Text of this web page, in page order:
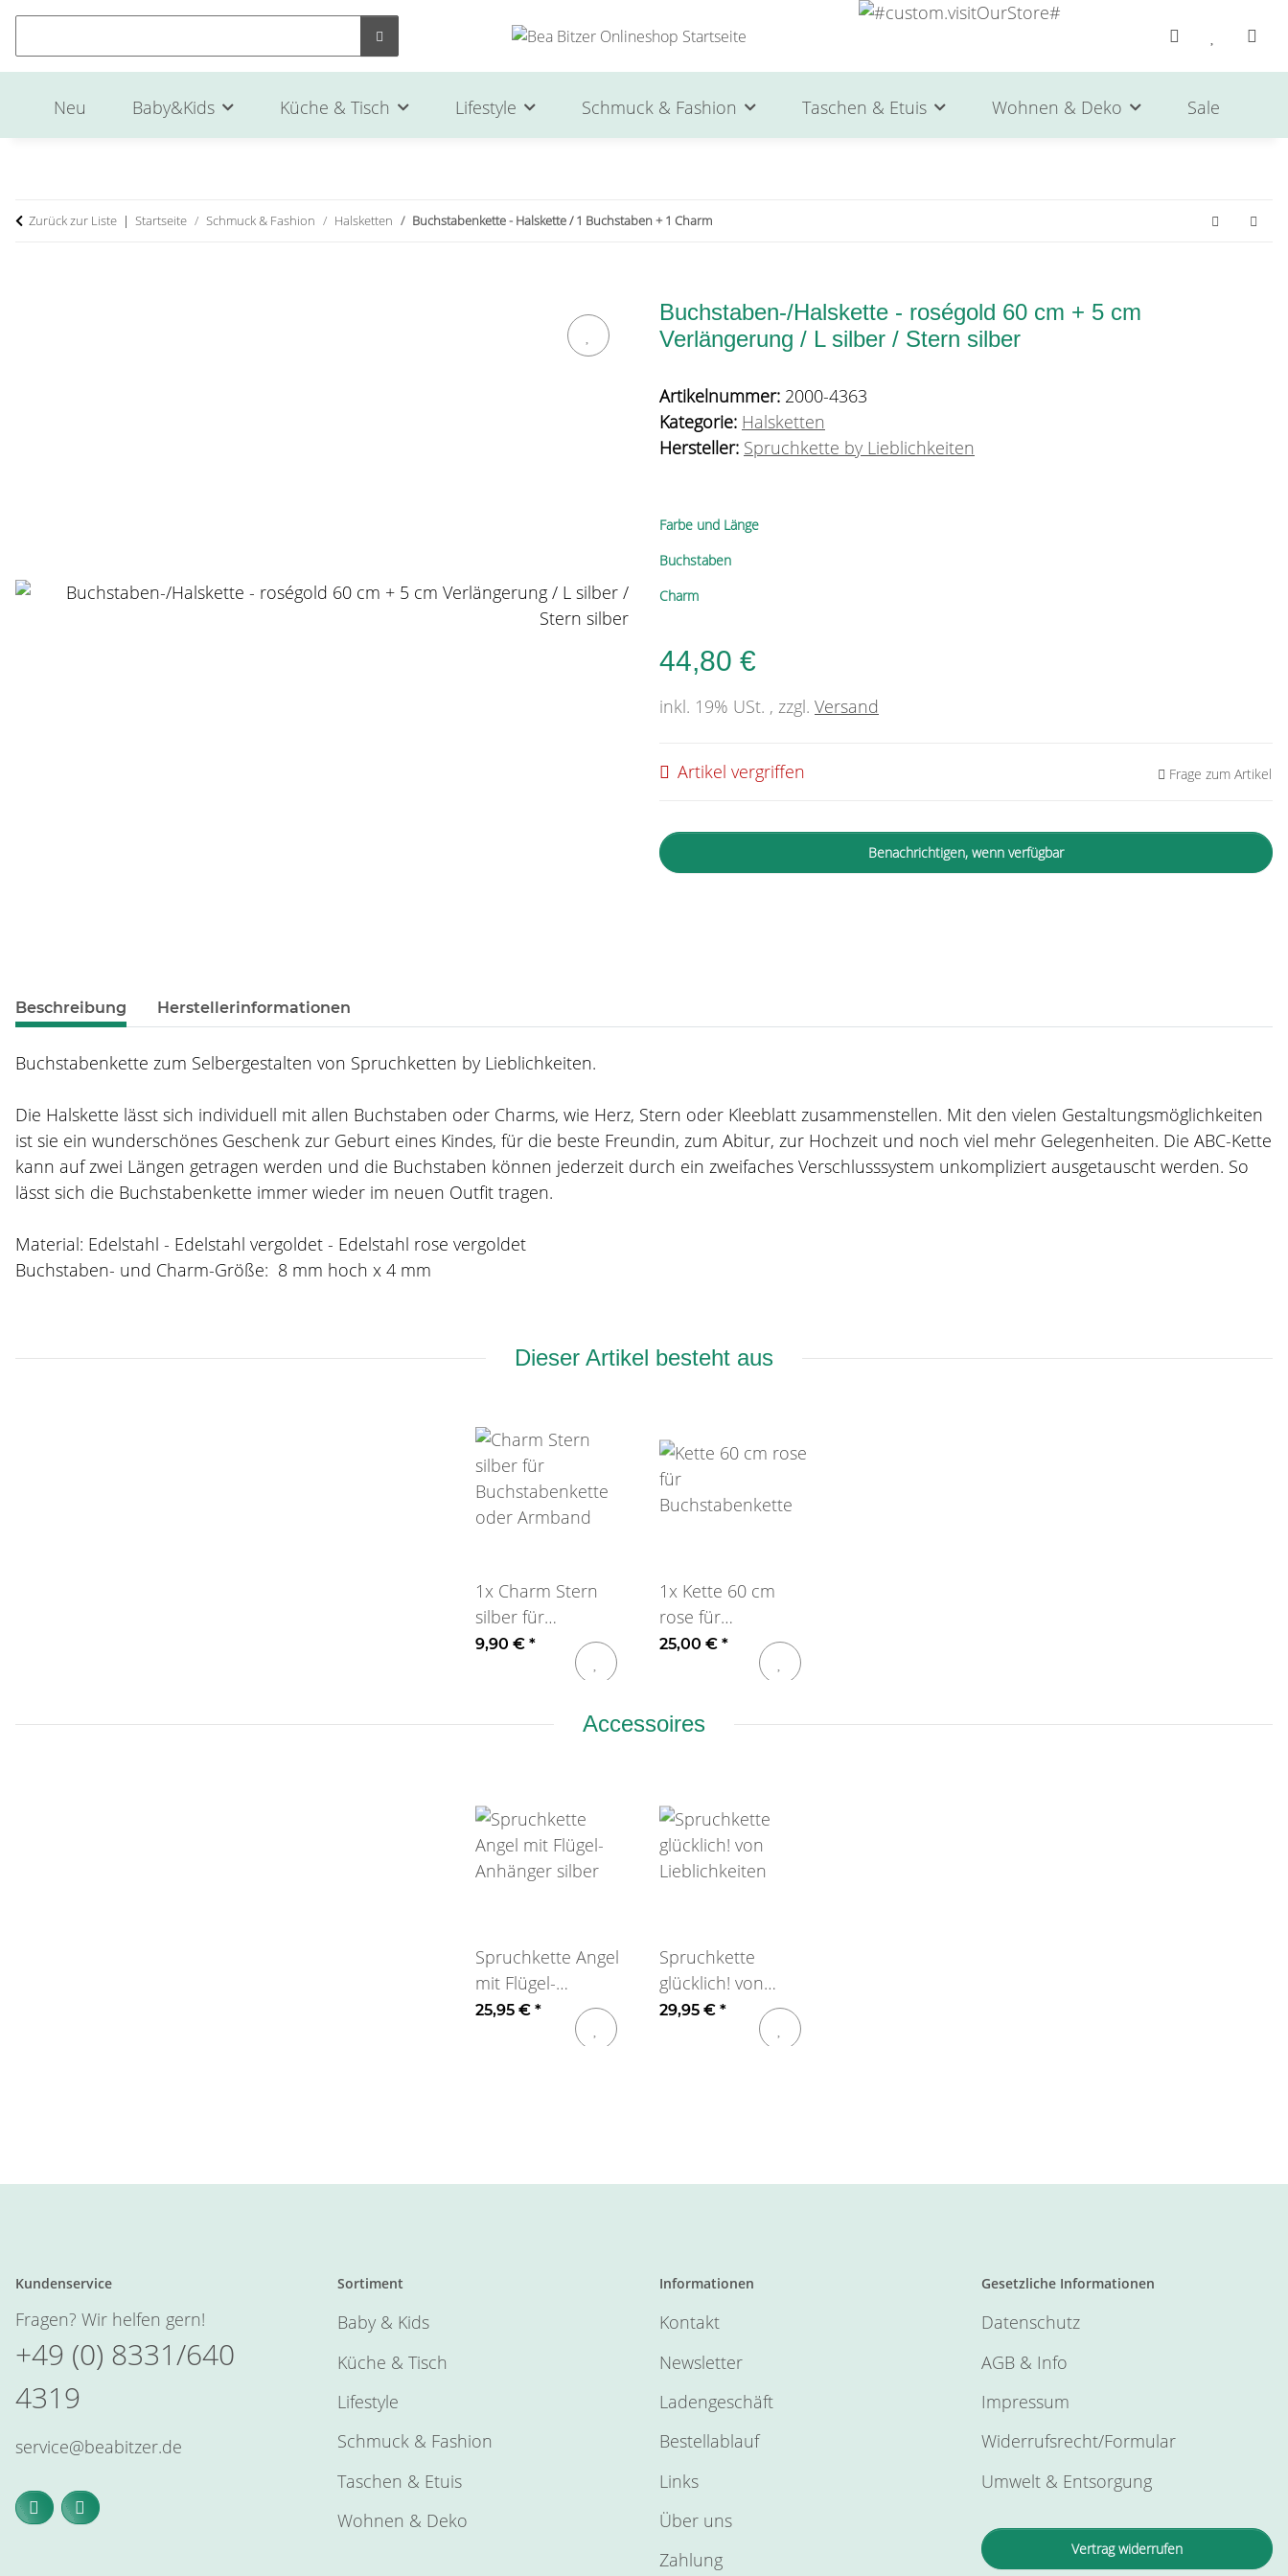
Neu Baby&Kids Küche & Tisch Lifestyle Schmuck & Fashion Taschen & Etuis Wohnen & Deko Sale
Zurück zur Liste Startseite Schmuck & Fashion Halsketten Buchstabenkette - Halskette / 1 Buchstaben + 1 Charm
Buchstaben-/Halskette - roségold 60 cm + 5 cm
Verlängerung / L silber / Stern silber
Artikelnummer: 2000-4363
Kategorie: Halsketten
Hersteller: Spruchkette by Lieblichkeiten
Farbe und Länge
Buchstaben
Charm
44,80 €
inkl. 19% USt. , zzgl. Versand
Artikel vergriffen Frage zum Artikel
Benachrichtigen, wenn verfügbar
weitere Registerkarten anzeigen
Beschreibung Herstellerinformationen
Buchstabenkette zum Selbergestalten von Spruchketten by Lieblichkeiten.
Die Halskette lässt sich individuell mit allen Buchstaben oder Charms, wie Herz, Stern oder Kleeblatt zusammenstellen. Mit den vielen Gestaltungsmöglichkeiten
ist sie ein wunderschönes Geschenk zur Geburt eines Kindes, für die beste Freundin, zum Abitur, zur Hochzeit und noch viel mehr Gelegenheiten. Die ABC-Kette
kann auf zwei Längen getragen werden und die Buchstaben können jederzeit durch ein zweifaches Verschlusssystem unkompliziert ausgetauscht werden. So
lässt sich die Buchstabenkette immer wieder im neuen Outfit tragen.
Material: Edelstahl - Edelstahl vergoldet - Edelstahl rose vergoldet
Buchstaben- und Charm-Größe: 8 mm hoch x 4 mm
Dieser Artikel besteht aus
1x Charm Stern
silber für
Buchstabenkette
oder Armband
9,90 € *
1x Kette 60 cm
rose für
Buchstabenkette
25,00 € *
Accessoires
Spruchkette Angel
mit Flügel-
Anhänger silber
25,95 € *
Spruchkette
glücklich! von
Lieblichkeiten
29,95 € *
Kundenservice
Fragen? Wir helfen gern!
+49 (0) 8331/640
4319
service@beabitzer.de
Sortiment
Baby & Kids
Küche & Tisch
Lifestyle
Schmuck & Fashion
Taschen & Etuis
Wohnen & Deko
Informationen
Kontakt
Newsletter
Ladengeschäft
Bestellablauf
Links
Über uns
Zahlung
Gesetzliche Informationen
Datenschutz
AGB & Info
Impressum
Widerrufsrecht/Formular
Umwelt & Entsorgung
Vertrag widerrufen